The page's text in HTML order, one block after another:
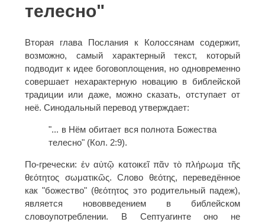
телесно"
Вторая глава Послания к Колоссянам содержит,
возможно, самый характерный текст, который
подводит к идее боговоплощения, но одновременно
совершает нехарактерную новацию в библейской
традиции или даже, можно сказать, отступает от
неё. Синодальный перевод утверждает:
"... в Нём обитает вся полнота Божества
телесно" (Кол. 2:9).
По-гречески: ἐν αὐτῷ κατοικεῖ πᾶν τὸ πλήρωμα τῆς
θεότητος σωματικῶς. Слово θεότης, переведённое
как "божество" (θεότητος это родительный падеж),
является нововведением в библейском
словоупотреблении. В Септуагинте оно не